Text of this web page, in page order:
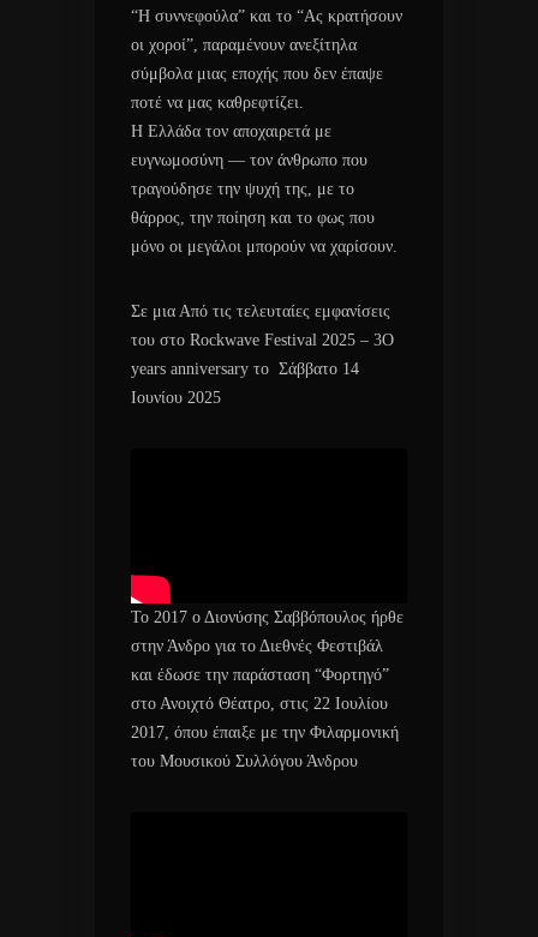
“Η συννεφούλα” και το “Ας κρατήσουν
οι χοροί”, παραμένουν ανεξίτηλα
σύμβολα μιας εποχής που δεν έπαψε
ποτέ να μας καθρεφτίζει.
Η Ελλάδα τον αποχαιρετά με
ευγνωμοσύνη — τον άνθρωπο που
τραγούδησε την ψυχή της, με το
θάρρος, την ποίηση και το φως που
μόνο οι μεγάλοι μπορούν να χαρίσουν.
Σε μια Από τις τελευταίες εμφανίσεις
του στο Rockwave Festival 2025 – 3O
years anniversary το Σάββατο 14
Ιουνίου 2025
Το 2017 ο Διονύσης Σαββόπουλος ήρθε
στην Άνδρο για το Διεθνές Φεστιβάλ
και έδωσε την παράσταση “Φορτηγό”
στο Ανοιχτό Θέατρο, στις 22 Ιουλίου
2017, όπου έπαιξε με την Φιλαρμονική
του Μουσικού Συλλόγου Άνδρου